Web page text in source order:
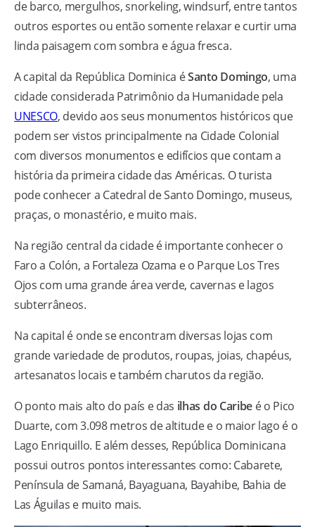
de barco, mergulhos, snorkeling, windsurf, entre tantos
outros esportes ou então somente relaxar e curtir uma
linda paisagem com sombra e água fresca.
A capital da República Dominica éSanto Domingo, uma
cidade considerada Patrimônio da Humanidade pela
UNESCO, devido aos seus monumentos históricos que
podem ser vistos principalmente na Cidade Colonial
com diversos monumentos e edifícios que contam a
história da primeira cidade das Américas. O turista
pode conhecer a Catedral de Santo Domingo, museus,
praças, o monastério, e muito mais.
Na região central da cidade é importante conhecer o
Faro a Colón, a Fortaleza Ozama e o Parque Los Tres
Ojos com uma grande área verde, cavernas e lagos
subterrâneos.
Na capital é onde se encontram diversas lojas com
grande variedade de produtos, roupas, joias, chapéus,
artesanatos locais e também charutos da região.
O ponto mais alto do país e das ilhas do Caribeé o Pico
Duarte, com 3.098 metros de altitude e o maior lago é o
Lago Enriquillo. E além desses, República Dominicana
possui outros pontos interessantes como: Cabarete,
Península de Samaná, Bayaguana, Bayahibe, Bahia de
Las Águilas e muito mais.